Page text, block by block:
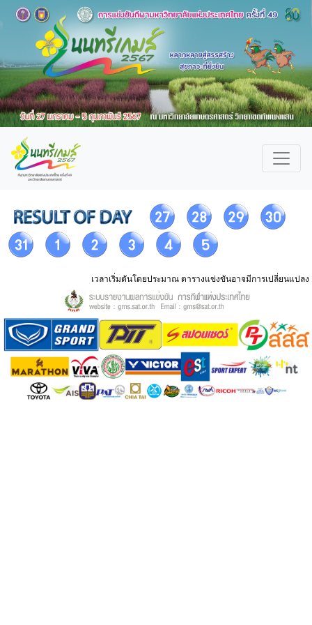
เวลาเริ่มตันโดยประมาณ ตารางแข่งขันอาจมีการเปลี่ยนแปลง